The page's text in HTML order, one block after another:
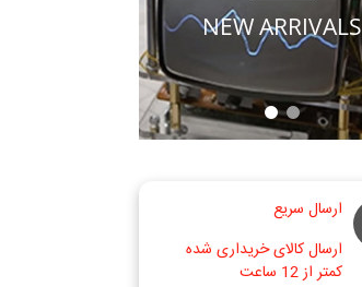
NEW ARRIVALS
ارسال سریع
ارسال کالای خریداری شده
کمتر از 12 ساعت